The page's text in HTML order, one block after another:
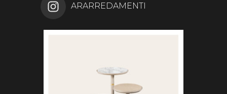
ARARREDAMENTI